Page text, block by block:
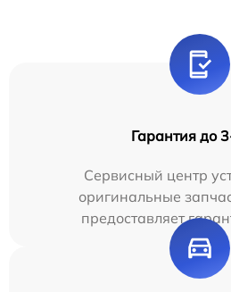
Гарантия до
Сервисный центр
оригинальные
предоставляет